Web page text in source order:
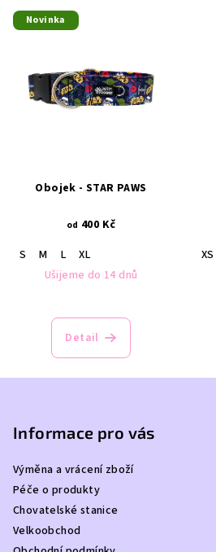
Novinka
Obojek - STAR PAWS
od 400 Kč
S
M L
XL
Ušijeme do 14 dnů
Detail
XS
Informace pro vás
Výměna a vrácení zboží
Péče o produkty
Chovatelské stanice
Velkoobchod